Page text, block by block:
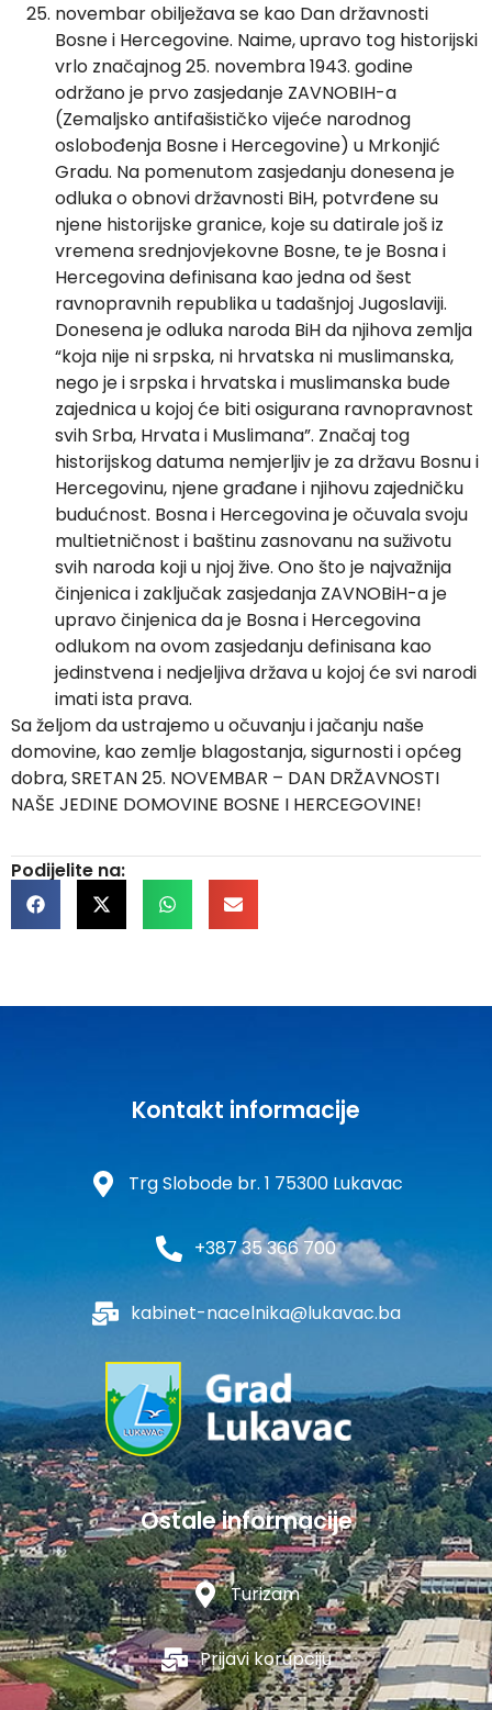
novembar obilježava se kao Dan državnosti
Bosne i Hercegovine. Naime, upravo tog historijski
vrlo značajnog 25. novembra 1943. godine
održano je prvo zasjedanje ZAVNOBIH-a
(Zemaljsko antifašističko vijeće narodnog
oslobođenja Bosne i Hercegovine) u Mrkonjić
Gradu. Na pomenutom zasjedanju donesena je
odluka o obnovi državnosti BiH, potvrđene su
njene historijske granice, koje su datirale još iz
vremena srednjovjekovne Bosne, te je Bosna i
Hercegovina definisana kao jedna od šest
ravnopravnih republika u tadašnjoj Jugoslaviji.
Donesena je odluka naroda BiH da njihova zemlja
“koja nije ni srpska, ni hrvatska ni muslimanska,
nego je i srpska i hrvatska i muslimanska bude
zajednica u kojoj će biti osigurana ravnopravnost
svih Srba, Hrvata i Muslimana”. Značaj tog
historijskog datuma nemjerljiv je za državu Bosnu i
Hercegovinu, njene građane i njihovu zajedničku
budućnost. Bosna i Hercegovina je očuvala svoju
multietničnost i baštinu zasnovanu na suživotu
svih naroda koji u njoj žive. Ono što je najvažnija
činjenica i zaključak zasjedanja ZAVNOBiH-a je
upravo činjenica da je Bosna i Hercegovina
odlukom na ovom zasjedanju definisana kao
jedinstvena i nedjeljiva država u kojoj će svi narodi
imati ista prava.
Sa željom da ustrajemo u očuvanju i jačanju naše
domovine, kao zemlje blagostanja, sigurnosti i općeg
dobra, SRETAN 25. NOVEMBAR – DAN DRŽAVNOSTI
NAŠE JEDINE DOMOVINE BOSNE I HERCEGOVINE!
Podijelite na:
Kontakt informacije
Trg Slobode br. 1 75300 Lukavac
+387 35 366 700
kabinet-nacelnika@lukavac.ba
Ostale informacije
Turizam
Prijavi korupciju